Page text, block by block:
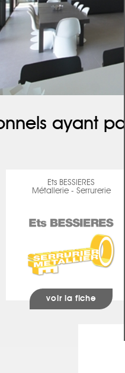
ayant
Ets BESSIERES
Métallerie - Serrurerie
voir la fiche